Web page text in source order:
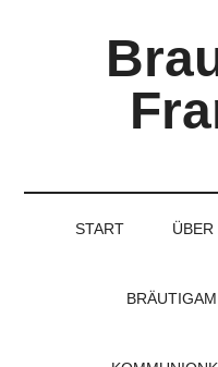
START ÜBER
BRÄUTIGAM